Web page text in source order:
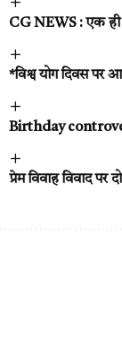
CG NEWS : एक ही
*विश्व योग दिवस पर
Birthday
प्रेम विवाह विवाद